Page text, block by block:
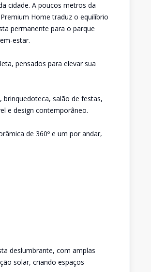
cidade. A poucos metros da
Home traduz o equilíbrio
permanente para o parque
estar.
pensados para elevar sua
brinquedoteca, salão de festas,
e design contemporâneo.
de 360º e um por andar,
deslumbrante, com amplas
solar, criando espaços